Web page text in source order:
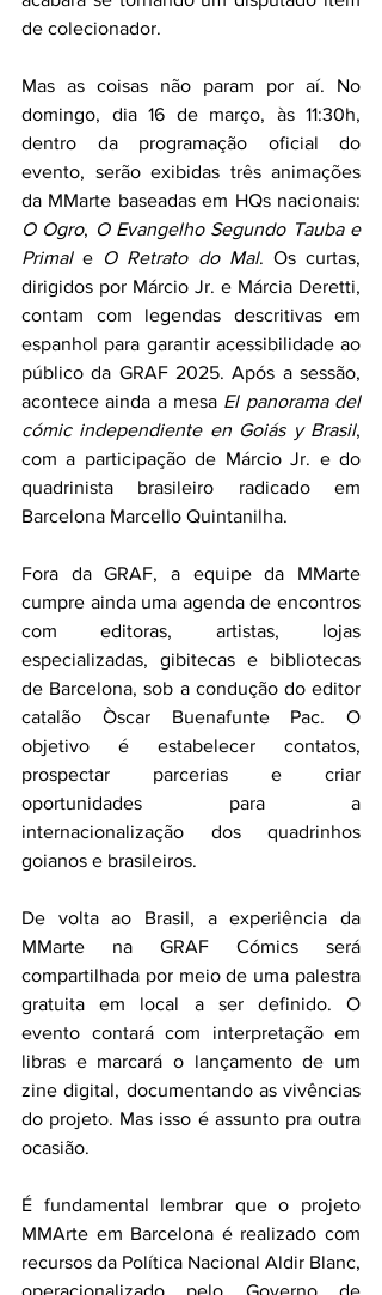
de colecionador.
Mas as coisas não param por aí. No
domingo, dia 16 de março, às 11:30h,
dentro da programação oficial do
evento, serão exibidas três animações
O Ogro, O Evangelho Segundo Tauba e
Primal e O Retrato do Mal. Os curtas,
dirigidos por Márcio Jr. e Márcia Deretti,
contam com legendas descritivas em
espanhol para garantir acessibilidade ao
público da GRAF 2025. Após a sessão,
acontece ainda a mesa El panorama del
cómic independiente en Goiás y Brasil,
com a participação de Márcio Jr. e do
quadrinista brasileiro radicado em
Barcelona Marcello Quintanilha.
Fora da GRAF, a equipe da MMarte
cumpre ainda uma agenda de encontros
com editoras, artistas, lojas
especializadas, gibitecas e bibliotecas
de Barcelona, sob a condução do editor
catalão Òscar Buenafunte Pac. O
objetivo é estabelecer contatos,
prospectar parcerias e criar
oportunidades para a
internacionalização dos quadrinhos
goianos e brasileiros.
De volta ao Brasil, a experiência da
MMarte na GRAF Cómics será
compartilhada por meio de uma palestra
gratuita em local a ser definido. O
evento contará com interpretação em
libras e marcará o lançamento de um
zine digital, documentando as vivências
do projeto. Mas isso é assunto pra outra
ocasião.
É fundamental lembrar que o projeto
MMArte em Barcelona é realizado com
recursos da Política Nacional Aldir Blanc,
operacionalizado pelo Governo de